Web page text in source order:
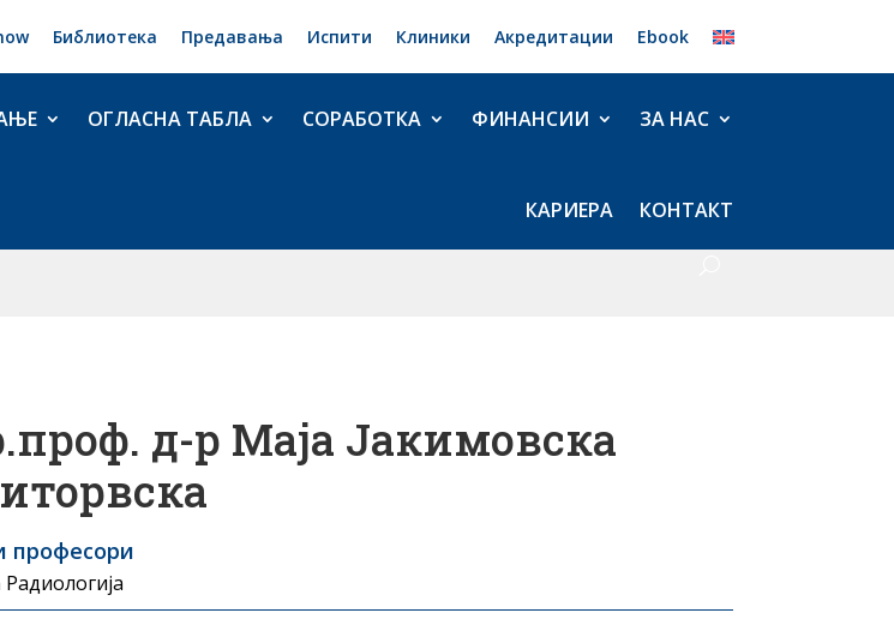
Библиотека Предавања Испити Клиники Акредитации Ebook
ОГЛАСНА ТАБЛА СОРАБОТКА ФИНАНСИИ ЗА НАС
КАРИЕРА КОНТАКТ
д-р Маја Јакимовска
професори